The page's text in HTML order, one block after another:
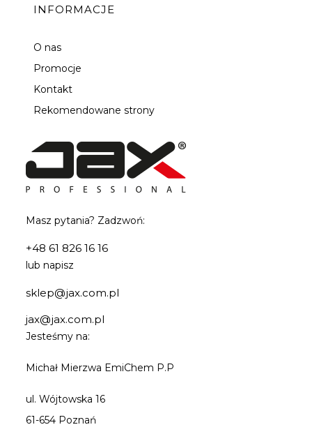
INFORMACJE
O nas
Promocje
Kontakt
Rekomendowane strony
Masz pytania? Zadzwoń:
+48 61 826 16 16
lub napisz
sklep@jax.com.pl
jax@jax.com.pl
Jesteśmy na:
Michał Mierzwa EmiChem P.P
ul. Wójtowska 16
61-654 Poznań